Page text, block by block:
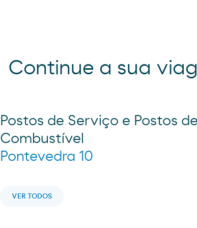
Continue a sua
Postos de Serviço e Postos de
Combustível
Pontevedra 10
VER TODOS